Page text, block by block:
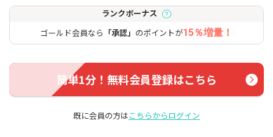
ランクボーナス
ゴールド会員なら 「承認」 のポイントが15％増量！
簡単1分！無料会員登録はこちら
既に会員の方はこちらからログイン